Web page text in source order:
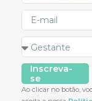
Inscreva-
se
Ao clicar no botão,